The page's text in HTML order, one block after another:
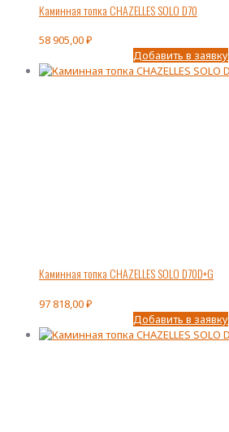
Каминная топка CHAZELLES SOLO D70
58 905,00₽
Добавить в заявку
Каминная топка CHAZELLES SOLO D70D+G
97 818,00₽
Добавить в заявку